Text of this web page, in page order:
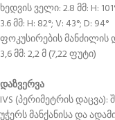
ხედვის ველი: 2.8 მმ: H:
3.6 მმ: H: 82°; V: 43°; D: 94°
ფოკუსირების მანძილის
3,6 მმ: 2,2 მ (7,22 ფუტი)
დაზვერვა
IVS (პერიმეტრის
უჭერს მანქანისა და